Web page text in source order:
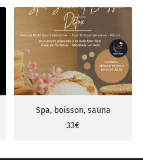
Rejoignez-
Spa, boisson, sauna
33€